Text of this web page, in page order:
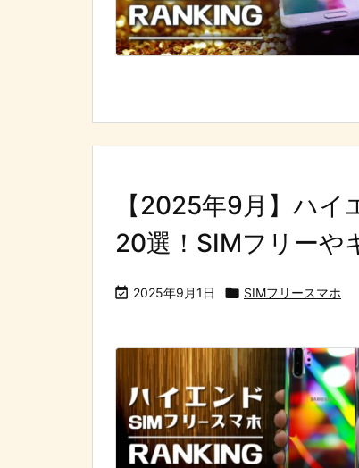
【2025年9月】ハ
20選！SIMフリーや
 2025年9月1日  SIMフリースマホ